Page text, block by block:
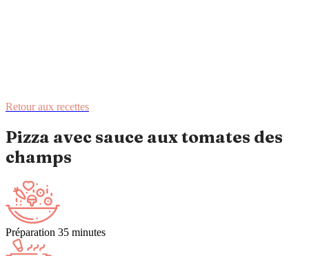
Retour aux recettes
Pizza avec sauce aux tomates des
champs
Préparation 35 minutes